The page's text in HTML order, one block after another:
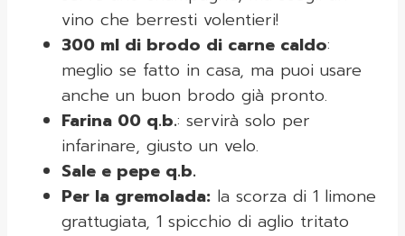
vino che berresti volentieri!
300 ml di brodo di carne caldo:
meglio se fatto in casa, ma puoi usare
anche un buon brodo già pronto.
Farina 00 q.b.: servirà solo per
infarinare, giusto un velo.
Sale e pepe q.b.
Per la gremolada: la scorza di 1 limone
grattugiata, 1 spicchio di aglio tritato